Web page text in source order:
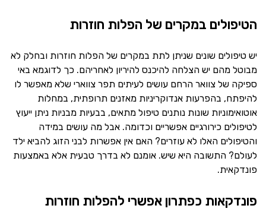
הטיפולים במקרים של הפלות חוזרות
יש טיפולים שונים שניתן לתת במקרים של הפלות חוזרות ובחלק לא
מבוטל מהם יש הצלחה להיכנס להיריון לאחריהם. כך לדוגמא באי
ספיקה של צוואר הרחם עושים לעיתים תפר צווארי שלא מאפשר לו
להיפתח, בהפרעות אנדוקריניות מאזנים תרופתית, במחלות
אוטואימוניות שונות נותנים טיפול מתאים, בבעיות מבניות ניתן ייעוץ
לטיפולים כירורגיים אפשריים וכדומה. אבל מה עושים במידה
והטיפולים האלו לא עוזרים? האם אין אפשרות לבני הזוג להביא ילד
לעולם? התשובה היא שיש. אומנם לא בדרך טבעית אלא באמצעות
פונדקאית.
פונדקאות כפתרון אפשרי להפלות חוזרות